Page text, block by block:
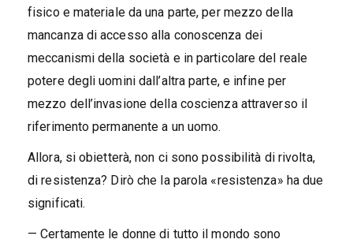
fisico e materiale da una parte, per mezzo della
mancanza di accesso alla conoscenza dei
meccanismi della società e in particolare del reale
potere degli uomini dall’altra parte, e infine per
mezzo dell’invasione della coscienza attraverso il
riferimento permanente a un uomo.
Allora, si obietterà, non ci sono possibilità di rivolta,
di resistenza? Dirò che la parola «resistenza» ha due
significati.
— Certamente le donne di tutto il mondo sono